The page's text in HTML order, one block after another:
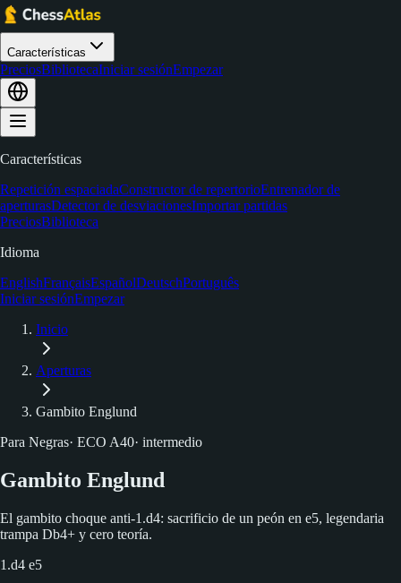
Características
PreciosBibliotecaIniciar sesiónEmpezar
Características
Repetición espaciadaConstructor de repertorioEntrenador de
aperturasDetector de desviacionesImportar partidas
PreciosBiblioteca
Idioma
EnglishFrançaisEspañolDeutschPortuguês
Iniciar sesiónEmpezar
Inicio
Aperturas
Gambito Englund
Para Negras· ECO A40· intermedio
Gambito Englund
El gambito choque anti-1.d4: sacrificio de un peón en e5, legendaria
trampa Db4+ y cero teoría.
1.d4 e5